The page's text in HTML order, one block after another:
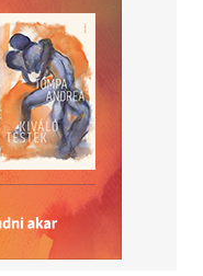
boldogabbá,
párjával a
és élvezetes
és
és alapelveimet,